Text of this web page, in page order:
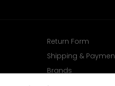
Return Form
Shipping &
Brands